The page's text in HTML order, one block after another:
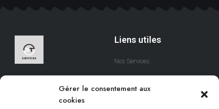
Gérer le consentement aux
cookies
qui s’efforce de créer des
solutions digitales qui
Liens utiles
Nos Services
A Propos